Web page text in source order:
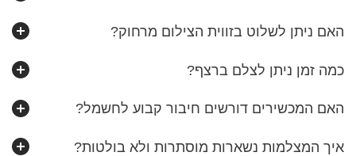
האם ניתן לשלוט בזווית הצילום מרחוק?
כמה זמן ניתן לצלם ברצף?
האם המכשירים דורשים חיבור קבוע לחשמל?
איך המצלמות נשארות מוסתרות ולא בולטות?